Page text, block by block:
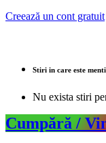
Creează un cont gratuit
Stiri in care este
Nu exista stiri
Cumpără /